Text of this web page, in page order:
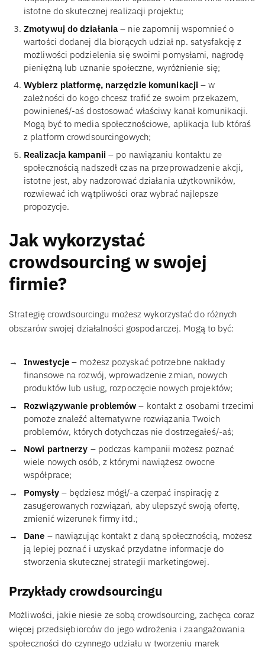
istotne do skutecznej realizacji projektu;
Zmotywuj do działania – nie zapomnij wspomnieć o
wartości dodanej dla biorących udział np. satysfakcję z
możliwości podzielenia się swoimi pomysłami, nagrodę
pieniężną lub uznanie społeczne, wyróżnienie się;
Wybierz platformę, narzędzie komunikacji – w
zależności do kogo chcesz trafić ze swoim przekazem,
powinieneś/-aś dostosować właściwy kanał komunikacji.
Mogą być to media społecznościowe, aplikacja lub któraś
z platform crowdsourcingowych;
Realizacja kampanii– po nawiązaniu kontaktu ze
społecznością nadszedł czas na przeprowadzenie akcji,
istotne jest, aby nadzorować działania użytkowników,
rozwiewać ich wątpliwości oraz wybrać najlepsze
propozycje.
Jak wykorzystać
crowdsourcing w swojej
firmie?
Strategię crowdsourcingu możesz wykorzystać do różnych
obszarów swojej działalności gospodarczej. Mogą to być:
Inwestycje – możesz pozyskać potrzebne nakłady
finansowe na rozwój, wprowadzenie zmian, nowych
produktów lub usług, rozpoczęcie nowych projektów;
Rozwiązywanie problemów – kontakt z osobami trzecimi
pomoże znaleźć alternatywne rozwiązania Twoich
problemów, których dotychczas nie dostrzegałeś/-aś;
Nowi partnerzy – podczas kampanii możesz poznać
wiele nowych osób, z którymi nawiążesz owocne
współprace;
Pomysły– będziesz mógł/-a czerpać inspirację z
zasugerowanych rozwiązań, aby ulepszyć swoją ofertę,
zmienić wizerunek firmy itd.;
Dane – nawiązując kontakt z daną społecznością, możesz
ją lepiej poznać i uzyskać przydatne informacje do
stworzenia skutecznej strategii marketingowej.
Przykłady crowdsourcingu
Możliwości, jakie niesie ze sobą crowdsourcing, zachęca coraz
więcej przedsiębiorców do jego wdrożenia i zaangażowania
społeczności do czynnego udziału w tworzeniu marek